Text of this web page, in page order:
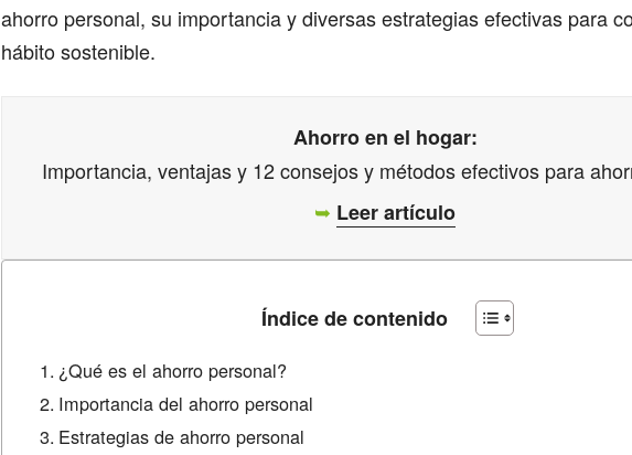
ahorro personal, su importancia y diversas estrategias efectivas para
hábito sostenible.
Ahorro en el hogar:
Importancia, ventajas y 12 consejos y métodos efectivos para
➥ Leer artículo
Índice de contenido
¿Qué es el ahorro personal?
Importancia del ahorro personal
Estrategias de ahorro personal